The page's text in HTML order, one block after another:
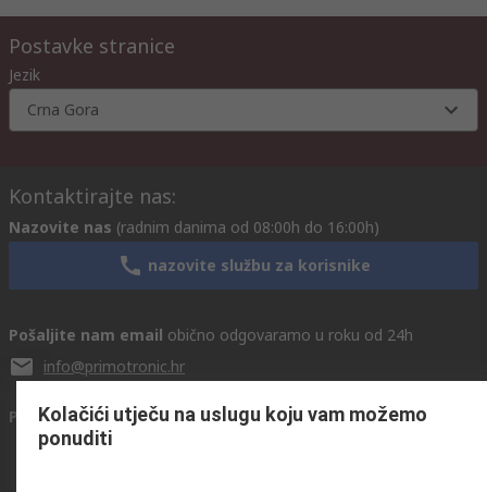
Postavke stranice
Jezik
Crna Gora
Kontaktirajte nas:
Nazovite nas (radnim danima od 08:00h do 16:00h)
nazovite službu za korisnike
Pošaljite nam email obično odgovaramo u roku od 24h
info@primotronic.hr
Povežite se s nama
Kolačići utječu na uslugu koju vam možemo
ponuditi